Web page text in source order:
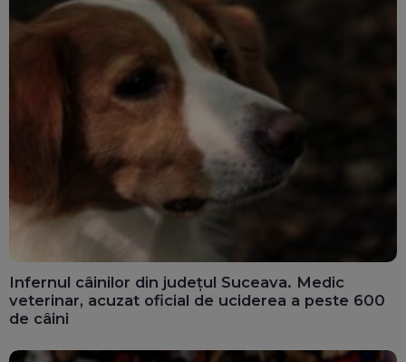
Infernul câinilor din județul Suceava. Medic
veterinar, acuzat oficial de uciderea a peste 600
de câini